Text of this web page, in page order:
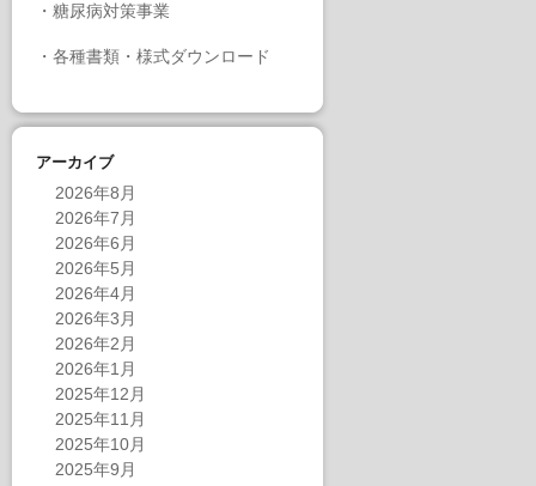
・ 糖尿病対策事業
・ 各種書類・様式ダウンロード
アーカイブ
2026年8月
2026年7月
2026年6月
2026年5月
2026年4月
2026年3月
2026年2月
2026年1月
2025年12月
2025年11月
2025年10月
2025年9月